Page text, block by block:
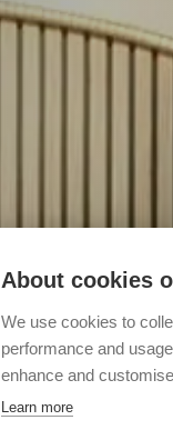
About cookies
We use cookies to
performance and
enhance and
Learn more